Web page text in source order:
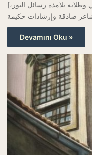
[المَلاحق: رسائل متبادلة بين الأستاذ النورسي وطلابه تلامذة رسائل النور،
Devamını Oku »